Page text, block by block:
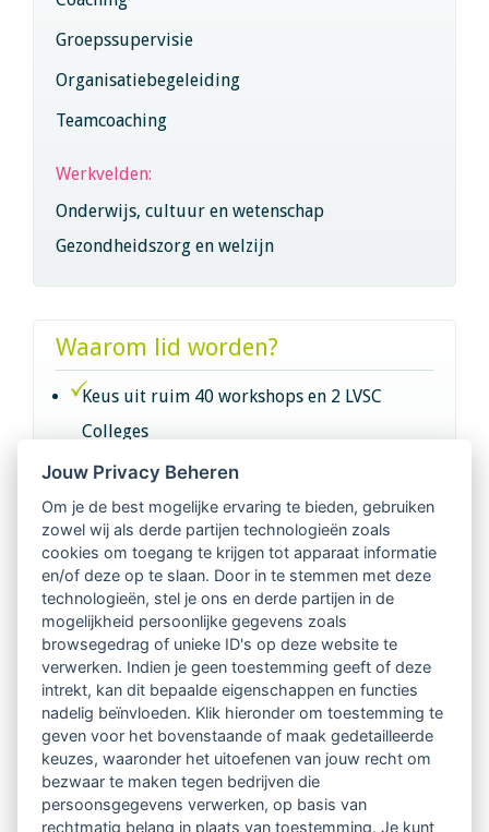
Groepssupervisie
Organisatiebegeleiding
Teamcoaching
Werkvelden:
Onderwijs, cultuur en wetenschap
Gezondheidszorg en welzijn
Waarom lid worden?
Keus uit ruim 40 workshops en 2 LVSC
Colleges
Intervisie met geregistreerde vakgenoten
Netwerk van 2100 professionals in 14
regio's
Vindbaar voor opdrachtgevers
Tijdschrift voor
Begeleidingskunde & kennisbank
Beroepsregistratie (LVSC keurmerk)
Lid worden van LVSC
Jouw Privacy Beheren
Om je de best mogelijke ervaring te bieden, gebruiken
zowel wij als derde partijen technologieën zoals
cookies om toegang te krijgen tot apparaat informatie
en/of deze op te slaan. Door in te stemmen met deze
technologieën, stel je ons en derde partijen in de
mogelijkheid persoonlijke gegevens zoals
browsegedrag of unieke ID's op deze website te
verwerken. Indien je geen toestemming geeft of deze
intrekt, kan dit bepaalde eigenschappen en functies
nadelig beïnvloeden. Klik hieronder om toestemming te
geven voor het bovenstaande of maak gedetailleerde
keuzes, waaronder het uitoefenen van jouw recht om
bezwaar te maken tegen bedrijven die
persoonsgegevens verwerken, op basis van
rechtmatig belang in plaats van toestemming. Je kunt